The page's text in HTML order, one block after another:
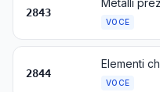
2843
VOCE
2844
VOCE